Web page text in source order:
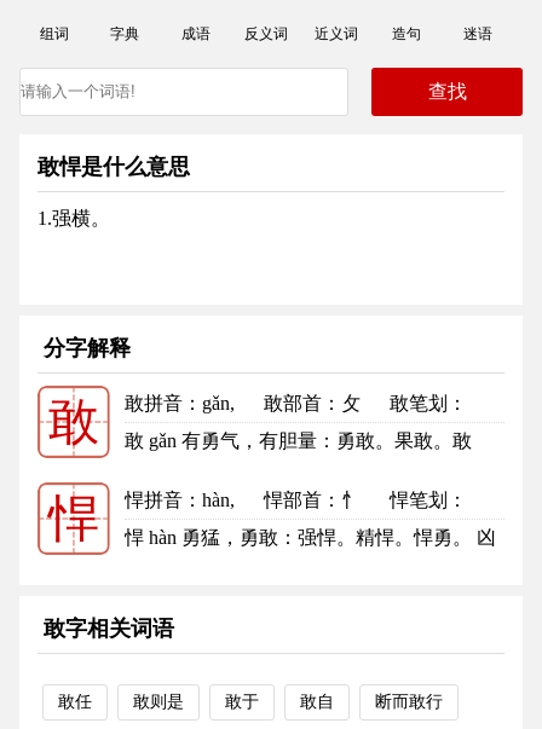
组词 字典 成语 反义词 近义词 造句 迷语
敢悍是什么意思
1.强横。
分字解释
敢 敢拼音 ：gǎn, 敢部首 ：攵
敢笔划：
11
敢的笔顺
敢 gǎn 有勇气，有胆量：勇敢。果敢。敢
悍 悍拼音 ：hàn, 悍部首 ：忄
悍笔划：
10
悍的笔顺
悍 hàn 勇猛，勇敢：强悍。精悍。悍勇。 凶
敢字相关词语
敢任 敢则是 敢于 敢自 断而敢行